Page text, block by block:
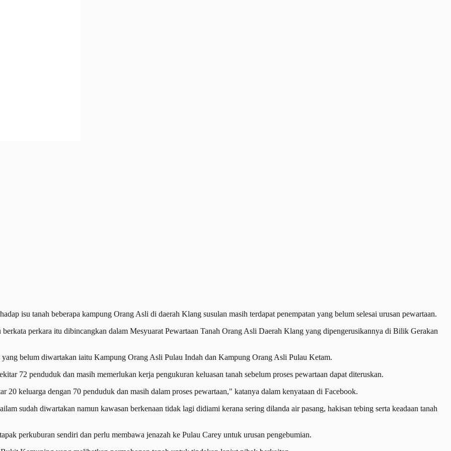
isu tanah beberapa kampung Orang Asli di daerah Klang susulan masih terdapat penempatan yang belum selesai urusan pewartaan.
perkara itu dibincangkan dalam Mesyuarat Pewartaan Tanah Orang Asli Daerah Klang yang dipengerusikannya di Bilik Gerakan
belum diwartakan iaitu Kampung Orang Asli Pulau Indah dan Kampung Orang Asli Pulau Ketam.
72 penduduk dan masih memerlukan kerja pengukuran keluasan tanah sebelum proses pewartaan dapat diteruskan.
keluarga dengan 70 penduduk dan masih dalam proses pewartaan," katanya dalam kenyataan di Facebook.
sudah diwartakan namun kawasan berkenaan tidak lagi didiami kerana sering dilanda air pasang, hakisan tebing serta keadaan tanah
perkuburan sendiri dan perlu membawa jenazah ke Pulau Carey untuk urusan pengebumian.